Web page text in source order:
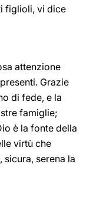
figlioli, vi dice
attenzione
Grazie
di fede, e la
famiglie;
è la fonte della
virtù che
sicura, serena la